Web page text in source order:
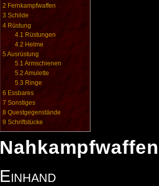
2 Fernkampfwaffen
3 Schilde
4 Rüstung
4.1 Rüstungen
4.2 Helme
5 Ausrüstung
5.1 Armschienen
5.2 Amulette
5.3 Ringe
6 Essbares
7 Sonstiges
8 Questgegenstände
9 Schriftstücke
Nahkampfwaffen
Einhand